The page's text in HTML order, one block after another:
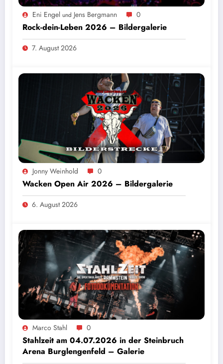
Eni Engel und Jens Bergmann 0
Rock-dein-Leben 2026 – Bildergalerie
7. August 2026
Jonny Weinhold 0
Wacken Open Air 2026 – Bildergalerie
6. August 2026
Marco Stahl 0
Stahlzeit am 04.07.2026 in der Steinbruch
Arena Burglengenfeld – Galerie